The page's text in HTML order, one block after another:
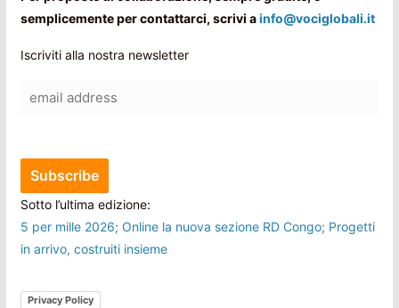
semplicemente per contattarci, scrivi ainfo@vociglobali.it
Iscriviti alla nostra newsletter
Sotto l’ultima edizione:
5 per mille 2026; Online la nuova sezione RD Congo; Progetti
in arrivo, costruiti insieme
Privacy Policy